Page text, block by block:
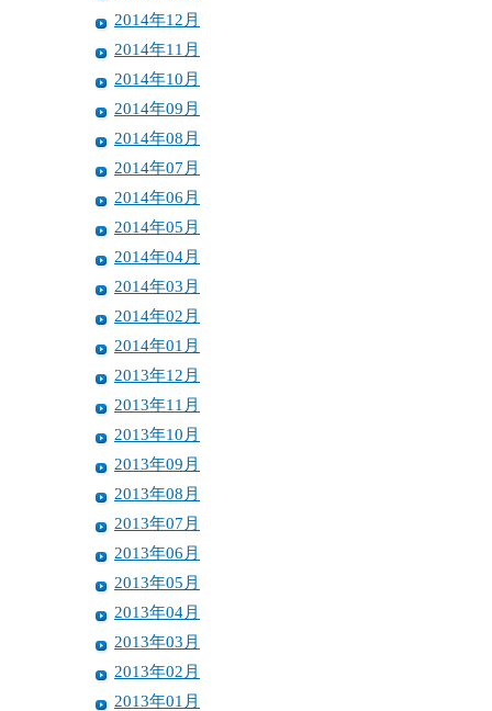
2014年12月
2014年11月
2014年10月
2014年09月
2014年08月
2014年07月
2014年06月
2014年05月
2014年04月
2014年03月
2014年02月
2014年01月
2013年12月
2013年11月
2013年10月
2013年09月
2013年08月
2013年07月
2013年06月
2013年05月
2013年04月
2013年03月
2013年02月
2013年01月